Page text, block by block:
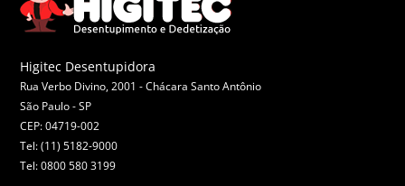
Higitec Desentupidora
Rua Verbo Divino, 2001 - Chácara Santo Antônio
São Paulo -SP
CEP: 04719-002
Tel: (11) 5182-9000
Tel: 0800 580 3199